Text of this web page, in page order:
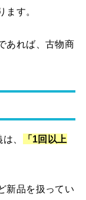
す。
あれば、古物商
、
「1回以上
新品を扱ってい